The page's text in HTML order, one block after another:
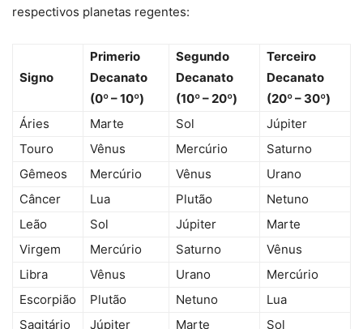
respectivos planetas regentes:
Signo
Primerio
Decanato
(0º – 10º)
Segundo
Decanato
(10º – 20º)
Terceiro
Decanato
(20º – 30º)
Áries
Marte Sol
Júpiter
Touro
Vênus Mercúrio
Saturno
Gêmeos
Mercúrio Vênus
Urano
Câncer
Lua Plutão
Netuno
Leão
Sol Júpiter
Marte
Virgem
Mercúrio Saturno
Vênus
Libra
Vênus Urano
Mercúrio
Escorpião
Plutão Netuno
Lua
Sagitário
Júpiter Marte Sol